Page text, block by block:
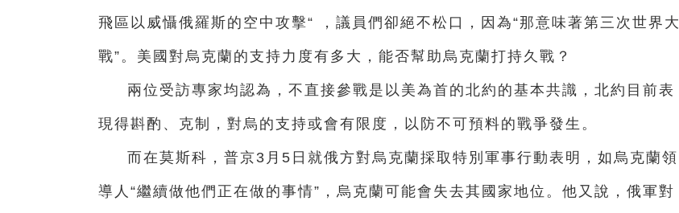
飛區以威懾俄羅斯的空中攻擊“ ，議員們卻絕不松口，因為“那意味著第三次世界大
戰”。美國對烏克蘭的支持力度有多大，能否幫助烏克蘭打持久戰？
兩位受訪專家均認為，不直接參戰是以美為首的北約的基本共識，北約目前表
現得斟酌、克制，對烏的支持或會有限度，以防不可預料的戰爭發生。
而在莫斯科，普京3月5日就俄方對烏克蘭採取特別軍事行動表明，如烏克蘭領
導人“繼續做他們正在做的事情”，烏克蘭可能會失去其國家地位。他又說，俄軍對